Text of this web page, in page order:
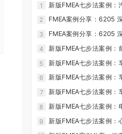
1
新版FMEA七步法案例：
感器 DFMEA 实战案例-
CoreFMEA
2
FMEA案例分享：6205
PFMEA 案例实战 -
CoreFMEA
3
FMEA案例分享：6205
CoreFMEA
4
新版FMEA七步法案例：
CoreFMEA
5 新版FMEA七步法案例：
接过程 FMEA - FMEA软
6
新版FMEA七步法案例：
路板制造过程 PFMEA -
CoreFMEA
7
新版FMEA七步法案例：
路板 DFMEA -
8
新版FMEA七步法案例：
件-CoreFMEA
9
新版FMEA七步法案例：